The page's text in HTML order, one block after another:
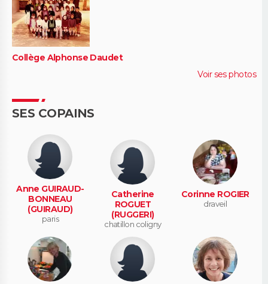
Collège Alphonse Daudet
Voir ses photos
SES COPAINS
Anne GUIRAUD-
BONNEAU
(GUIRAUD)
paris
Catherine
ROGUET
(RUGGERI)
chatillon coligny
Corinne ROGIER
draveil